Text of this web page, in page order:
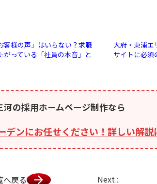
客様の声」はいらない？求職
がっている「社員の本音」と
大府・東浦エ
サイトに必須
河の採用ホームページ制作なら
デンにお任せください！詳しい解説
へ戻る
Next :